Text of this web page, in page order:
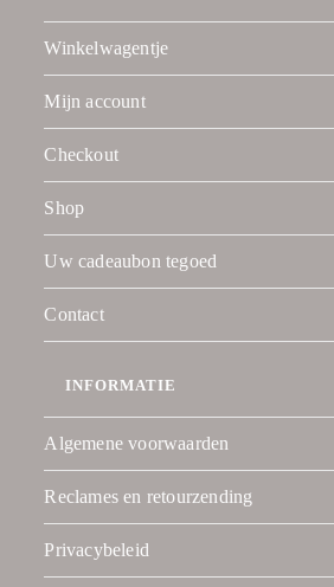
Winkelwagentje
Mijn account
Checkout
Shop
Uw cadeaubon tegoed
Contact
INFORMATIE
Algemene voorwaarden
Reclames en retourzending
Privacybeleid